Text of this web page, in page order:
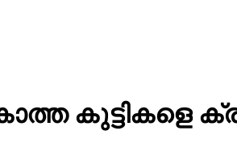
കുട്ടികളെ